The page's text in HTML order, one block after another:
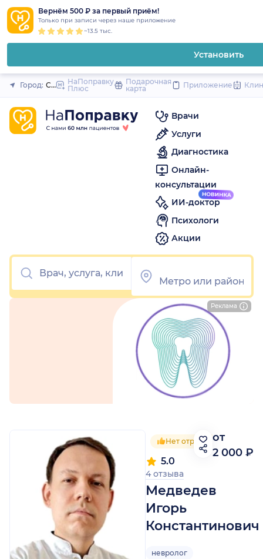
Вернём 500 ₽ за первый приём!
Только при записи через наше приложение
~13.5 тыс.
Установить
Закрыть
Город: Санкт-Петербург
НаПоправку
Плюс
Подарочная
карта
Приложение
Врачи
Услуги
Диагностика
Онлайн-
консультации
ИИ-доктор
Психологи
Акции
Нет отрицательных
Медведев
Игорь
Константинович
5.0
4 отзыва
невролог
от
2 000 ₽
Реклама